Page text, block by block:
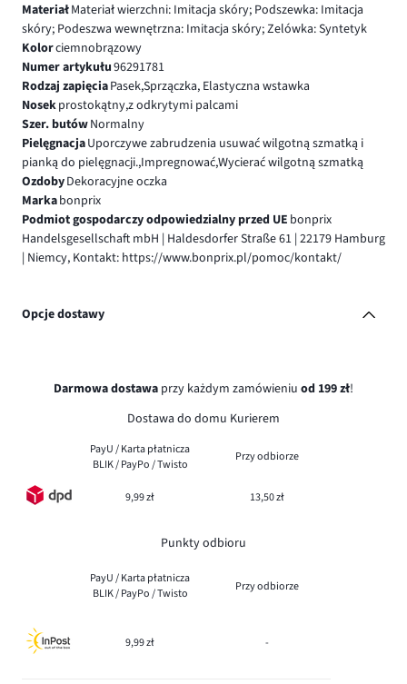
MateriałMateriał wierzchni: Imitacja skóry; Podszewka: Imitacja
skóry; Podeszwa wewnętrzna: Imitacja skóry; Zelówka: Syntetyk
Kolorciemnobrązowy
Numer artykułu96291781
Rodzaj zapięciaPasek,Sprzączka, Elastyczna wstawka
Nosekprostokątny,z odkrytymi palcami
Szer. butówNormalny
PielęgnacjaUporczywe zabrudzenia usuwać wilgotną szmatką i
pianką do pielęgnacji.,Impregnować,Wycierać wilgotną szmatką
OzdobyDekoracyjne oczka
Markabonprix
Podmiot gospodarczy odpowiedzialny przed UE bonprix
Handelsgesellschaft mbH | Haldesdorfer Straße 61 | 22179 Hamburg
| Niemcy, Kontakt: https://www.bonprix.pl/pomoc/kontakt/
Opcje dostawy
Darmowa dostawa przy każdym zamówieniu od 199 zł!
Dostawa do domu Kurierem
PayU / Karta płatnicza
BLIK / PayPo / Twisto
Przy odbiorze
9,99 zł 13,50 zł
Punkty odbioru
PayU / Karta płatnicza
BLIK / PayPo / Twisto
Przy odbiorze
9,99 zł -